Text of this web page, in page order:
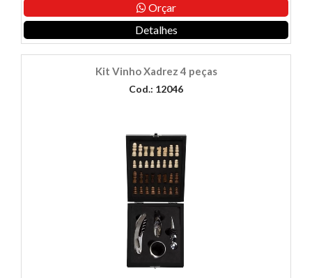
Orçar
Detalhes
Kit Vinho Xadrez 4 peças
Cod.: 12046